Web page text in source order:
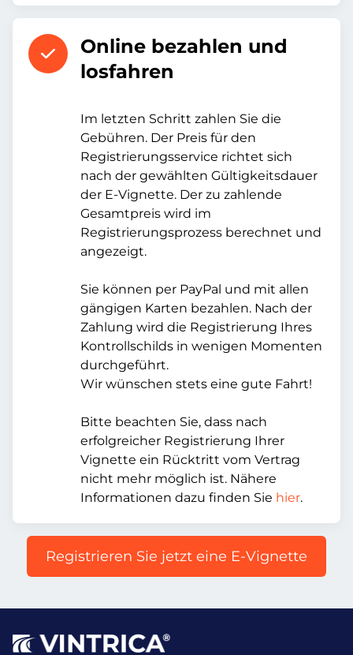
Online bezahlen und
losfahren
Im letzten Schritt zahlen Sie die
Gebühren. Der Preis für den
Registrierungsservice richtet sich
nach der gewählten Gültigkeitsdauer
der E-Vignette. Der zu zahlende
Gesamtpreis wird im
Registrierungsprozess berechnet und
angezeigt.
Sie können per PayPal und mit allen
gängigen Karten bezahlen. Nach der
Zahlung wird die Registrierung Ihres
Kontrollschilds in wenigen Momenten
durchgeführt.
Wir wünschen stets eine gute Fahrt!
Bitte beachten Sie, dass nach
erfolgreicher Registrierung Ihrer
Vignette ein Rücktritt vom Vertrag
nicht mehr möglich ist. Nähere
Informationen dazu finden Sie hier.
Registrieren Sie jetzt eine E-Vignette